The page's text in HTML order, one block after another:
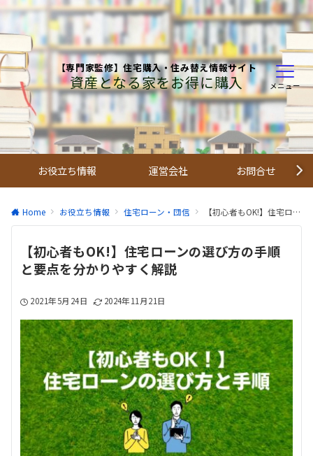
【専門家監修】住宅購入・住み替え情報サイト
資産となる家をお得に購入 メニュー
お役立ち情報 運営会社 お問合せ
Home お役立ち情報 住宅ローン・団信 【初心者もOK!】住宅ローンの選び方の手順と要点を分かりやすく解説
【初心者もOK!】住宅ローンの選び方の手順
と要点を分かりやすく解説
2021年5月24日 2024年11月21日